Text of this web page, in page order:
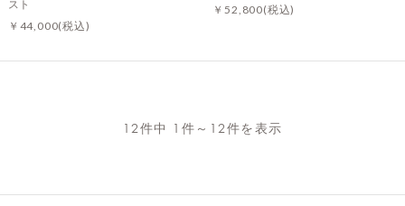
￥44,000(税込)
￥52,800(税込)
12件中 1件～12件を表示